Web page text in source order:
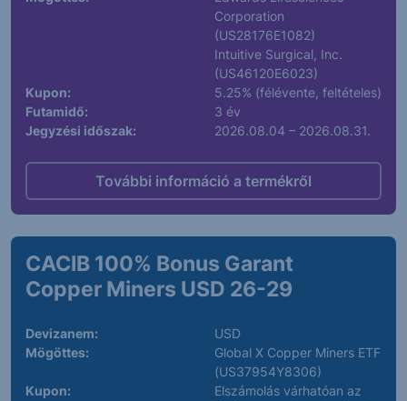
Corporation
(US28176E1082)
Intuitive Surgical, Inc.
(US46120E6023)
Kupon:
5.25% (félévente, feltételes)
Futamidő:
3 év
Jegyzési időszak:
2026.08.04 – 2026.08.31.
További információ a termékről
CACIB 100% Bonus Garant
Copper Miners USD 26-29
Devizanem:
USD
Mögöttes:
Global X Copper Miners ETF
(US37954Y8306)
Kupon:
Elszámolás várhatóan az